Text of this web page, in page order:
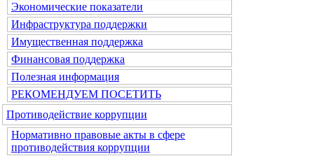
Экономические показатели
Инфраструктура поддержки
Имущественная поддержка
Финансовая поддержка
Полезная информация
РЕКОМЕНДУЕМ ПОСЕТИТЬ
Противодействие коррупции
Нормативно правовые акты в сфере
противодействия коррупции